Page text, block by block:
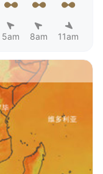
5am 8am 11am